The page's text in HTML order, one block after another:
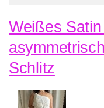
Weißes
Schlitz